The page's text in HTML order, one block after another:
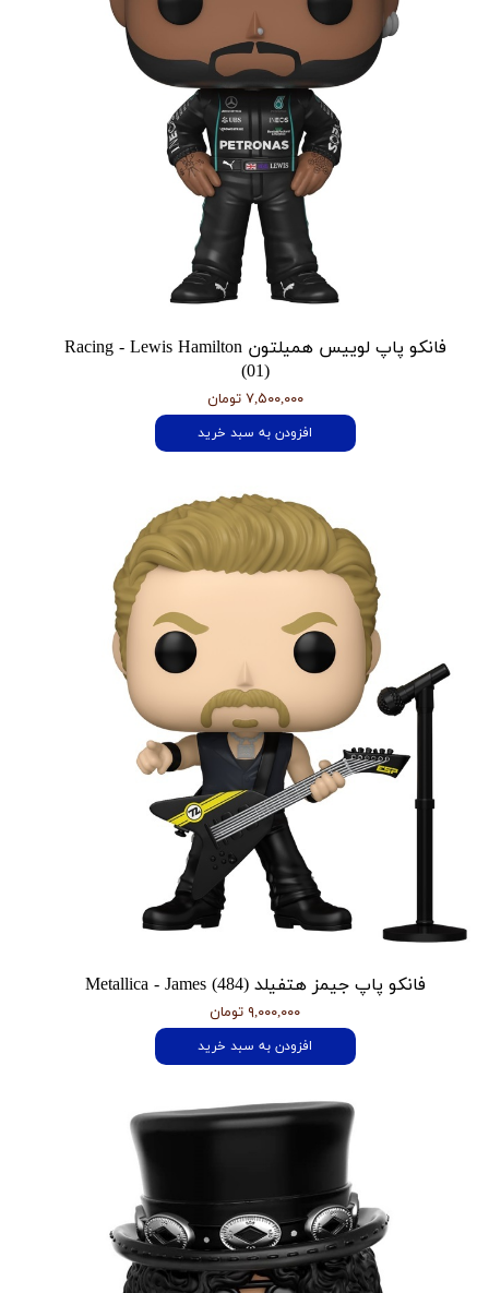
فانکو پاپ لوییس همیلتون Racing - Lewis Hamilton
(01)
۷,۵۰۰,۰۰۰ تومان
افزودن به سبد خرید
فانکو پاپ جیمز هتفیلد Metallica - James (484)
۹,۰۰۰,۰۰۰ تومان
افزودن به سبد خرید